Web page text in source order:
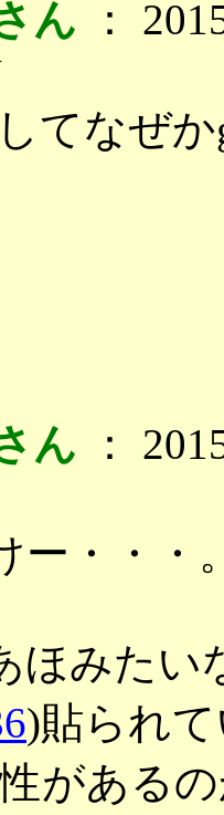
ん ：
てなぜ
ん ：
ー・・・
ほみたい
)貼られ
がある